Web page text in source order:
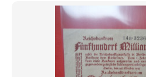
Kostenloser Versand
Zahlungsmethoden
PayPal
Banküberweisung